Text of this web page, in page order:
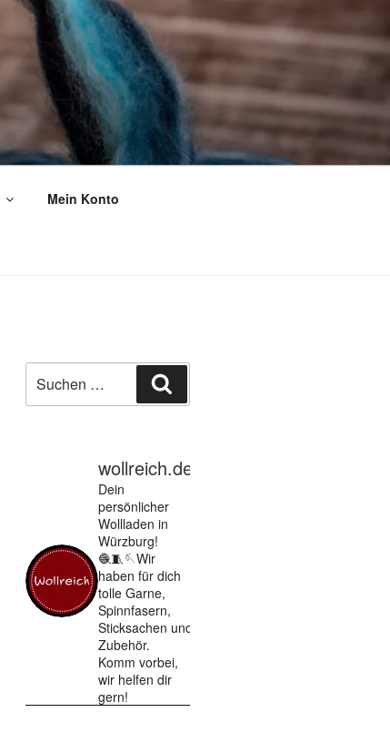
Mein Konto
nach:
wollreich.de
Dein
persönlicher
Wollladen in
Würzburg!
🧶🧵🪡Wir
haben für dich
tolle Garne,
Spinnfasern,
Sticksachen und
Zubehör.
Komm vorbei,
wir helfen dir
gern!